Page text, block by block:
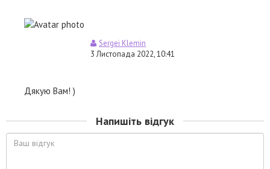
Sergei Klemin
3 Листопада 2022, 10:41
Дякую Вам! )
Напишіть відгук